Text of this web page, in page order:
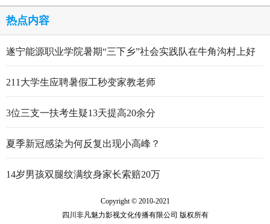
热点内容
遂宁能源职业学院暑期“三下乡”社会实践队在牛角沟村上好
211大学生应聘暑假工秒变家教老师
3位三支一扶考生疑13天提高20余分
夏季新冠感染为何反复出现小高峰？
14岁男孩双腿纹满纹身家长索赔20万
Copyright © 2010-2021
四川非凡魅力影视文化传播有限公司 版权所有